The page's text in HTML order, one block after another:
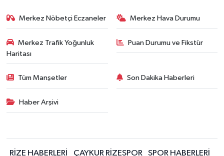
Merkez Nöbetçi Eczaneler Merkez Hava Durumu
Merkez Trafik Yoğunluk
Haritası
Puan Durumu ve Fikstür
Tüm Manşetler Son Dakika Haberleri
Haber Arşivi
RİZE HABERLERİ ÇAYKUR RİZESPOR SPOR HABERLERİ